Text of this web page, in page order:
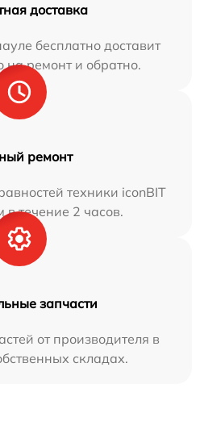
доставка
бесплатно доставит
на ремонт и обратно.
ремонт
техники iconBIT
в течение 2 часов.
запчасти
от производителя в
складах.